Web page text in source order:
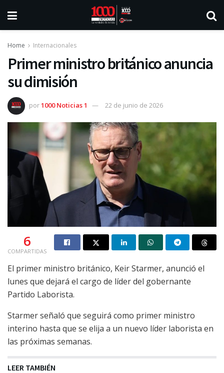
Home Internacionales
Primer ministro británico anuncia
su dimisión
por1000 Noticias 1 22 de junio de 2026
6
COMPARTIDAS
El primer ministro británico, Keir Starmer, anunció el
lunes que dejará el cargo de líder del gobernante
Partido Laborista.
Starmer señaló que seguirá como primer ministro
interino hasta que se elija a un nuevo líder laborista en
las próximas semanas.
LEER TAMBIÉN